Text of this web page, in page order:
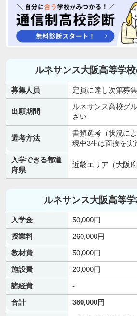
ルネサンス大阪高等学
募集人員 定員に達し次第募
出願期間
ルネサンス高校グ
さい
選考方法
書類選考（状況に
現中3生は面接を実
入学できる都道
府県
近畿エリア（大阪府
ルネサンス大阪高等
入学金
50,000円
授業料
260,000円
教材費
50,000円
施設費
20,000円
諸経費
-
合計
380,000円